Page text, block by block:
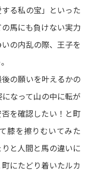
る私の宝」といった
馬にも負けない実力
の内乱の際、王子を
の願いを叶えるかの
なって山の中に転が
を確認したい！と町
膝を擦りむいてみた
と人間と馬の違いに
にたどり着いたルカ